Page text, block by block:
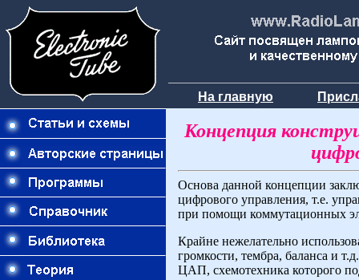
На главную
Концепция
Основа данной концепции
цифрового управления, т.е.
при помощи коммутационных
Крайне нежелательно
громкости, тембра, баланса и
ЦАП, схемотехника которого